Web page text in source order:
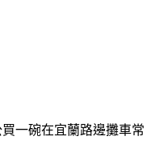
一碗在宜蘭路邊攤車常